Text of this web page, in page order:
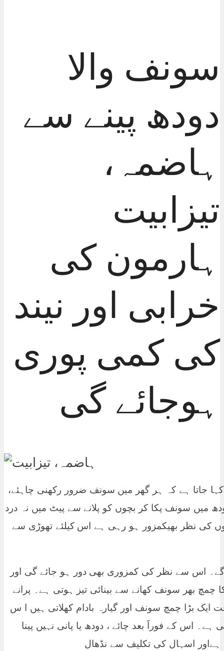
سونف والا
دودھ پینے سے
ہاضمہ،
تیزابیت
ہارمون کی
خرابی اور نیند
کی کمی پوری
ہوجائے گی
جاتا ہے کہ ہر گھر میں سونف ضرور رکھنی چاہئے،
میں سونف پکا کر بچوں کو پلانے سے پیٹ میں نہ درد
کی نظر بھیکمزور ہو رہی ہے اس کیلئے تھوڑی سے
گے۔ اس سے نظر کی کمزوری بھی دور ہو جائے گی اور
بھر سونف کھانے سے بینائی تیز ہوتی ہے۔ پرانے
ایک بڑا چمچ سونف اور گیارہ بادام کھلاتی ہیں ا س
اس کے فوراََ بعد چائے ، دودھ یا پانی نہیں پینا
اسہال کی تکلیف سے نڈھال